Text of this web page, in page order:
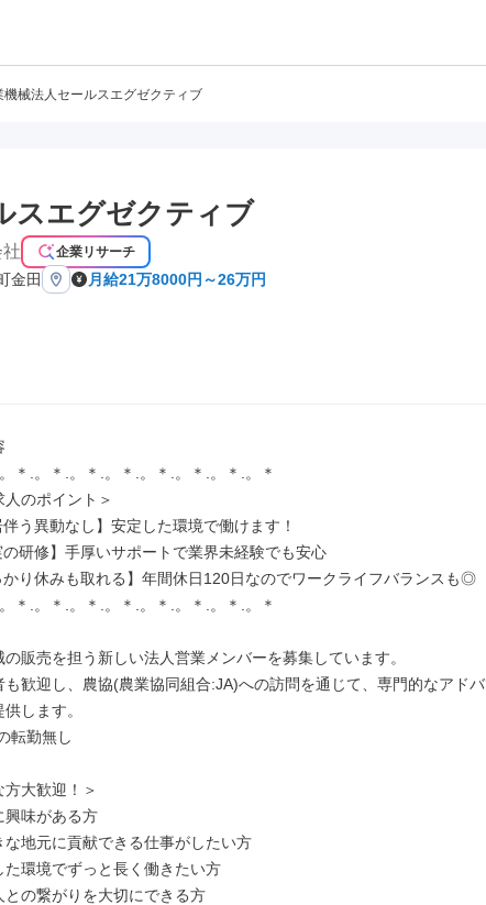
機械法人セールスエグゼクティブ
スエグゼクティブ
企業リサーチ
金田 月給21万8000円～26万円
＊.。＊.。＊.。＊.。＊.。＊.。＊.。＊
人のポイント＞
伴う異動なし】安定した環境で働けます！
の研修】手厚いサポートで業界未経験でも安心
かり休みも取れる】年間休日120日なのでワークライフバランスも◎
＊.。＊.。＊.。＊.。＊.。＊.。＊.。＊
の販売を担う新しい法人営業メンバーを募集しています。
も歓迎し、農協(農業協同組合:JA)への訪問を通じて、専門的なアドバ
します。
転勤無し
方大歓迎！＞
興味がある方
な地元に貢献できる仕事がしたい方
た環境でずっと長く働きたい方
との繋がりを大切にできる方